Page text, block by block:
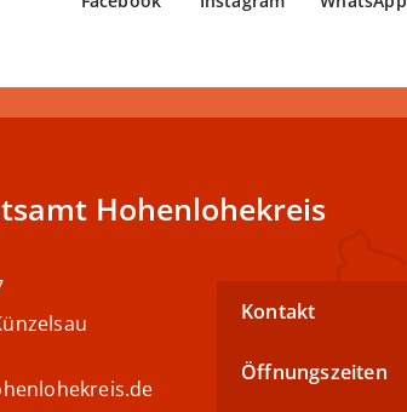
Hohenlohekreis
Kontakt
Öffnungszeiten